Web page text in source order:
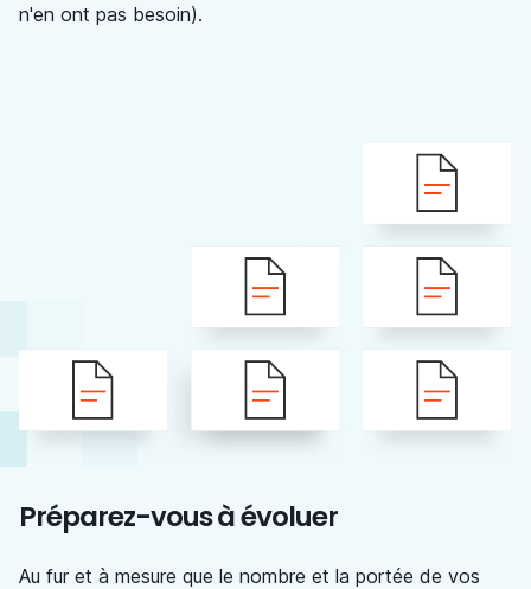
n'en ont pas besoin).
Préparez-vous à évoluer
Au fur et à mesure que le nombre et la portée de vos